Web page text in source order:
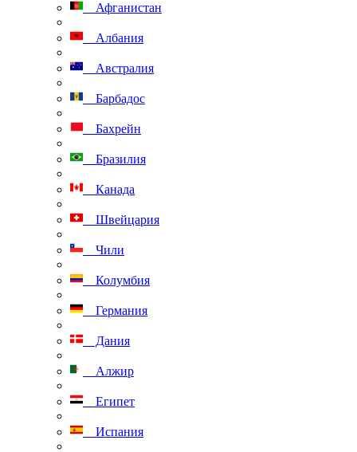
Афганистан
Албания
Австралия
Барбадос
Бахрейн
Бразилия
Канада
Швейцария
Чили
Колумбия
Германия
Дания
Алжир
Египет
Испания